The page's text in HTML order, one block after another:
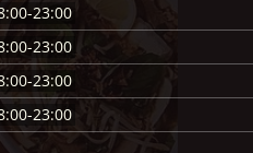
23:00
23:00
23:00
23:00